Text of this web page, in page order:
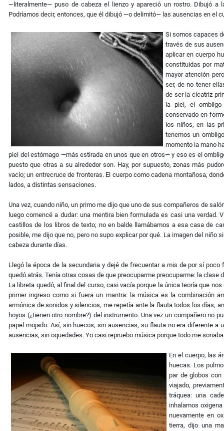
—literalmente— puso de cabeza el lienzo y apareció un rostro. Dibujó a
Podríamos decir, entonces, que él dibujó —o delimitó— las ausencias en el
Si somos capaces
través de sus
aplicar en cuerpo
constituidas por
mayor atención
ser, de no tener
de ser la cicatriz
la piel, el
conservado en
los niños, en las
tenemos un
momento la mano
piel del estómago —más estirada en unos que en otros— y eso es el
puesto que otras a su alrededor son. Hay, por supuesto, zonas más
vacío; un entrecruce de fronteras. El cuerpo como cadena montañosa,
lados, a distintas sensaciones.
Una vez, cuando niño, un primo me dijo que uno de sus compañeros de
luego comencé a dudar: una mentira bien formulada es casi una
castillos de los libros de texto; no en balde llamábamos a esa casa de
posible, me dijo que no, pero no supo explicar por qué. La imagen del niño
cabeza durante días.
Llegó la época de la secundaria y dejé de frecuentar a mis de por sí
quedó atrás. Tenía otras cosas de que preocuparme preocuparme: la
La libreta quedó, al final del curso, casi vacía porque la única teoría que
primer ingreso como si fuera un mantra: la música es la combinación
armónica de sonidos y silencios, me repetía ante la flauta todos los días,
hoyos (¿tienen otro nombre?) del instrumento. Una vez un compañero no
papel mojado. Así, sin huecos, sin ausencias, su flauta no era diferente
ausencias, sin oquedades. Yo casi repruebo música porque todo me
En el cuerpo, las
huecas. Los
par de globos con
viajado,
tráquea: una
inhalamos
nuevamente en
tierra, dijo una